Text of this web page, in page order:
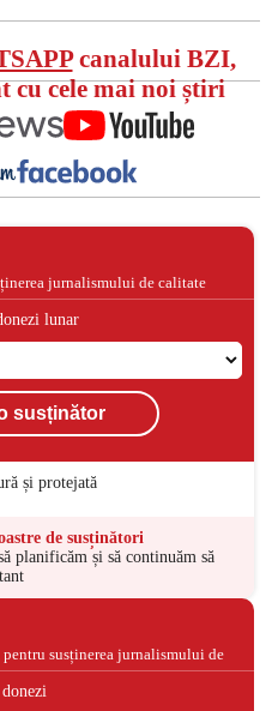
canalului BZI,
cu cele mai noi știri
jurnalismului de calitate
lunar
susținător
și protejată
de susținători
planificăm și să continuăm să
pentru susținerea jurnalismului de